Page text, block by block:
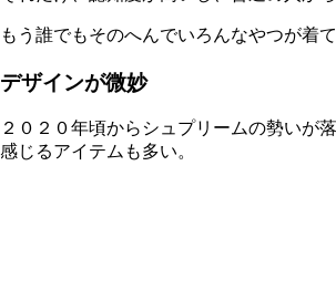
もう誰でもそのへんでいろんなやつが着
デザインが微妙
２０２０年頃からシュプリームの勢いが
感じるアイテムも多い。